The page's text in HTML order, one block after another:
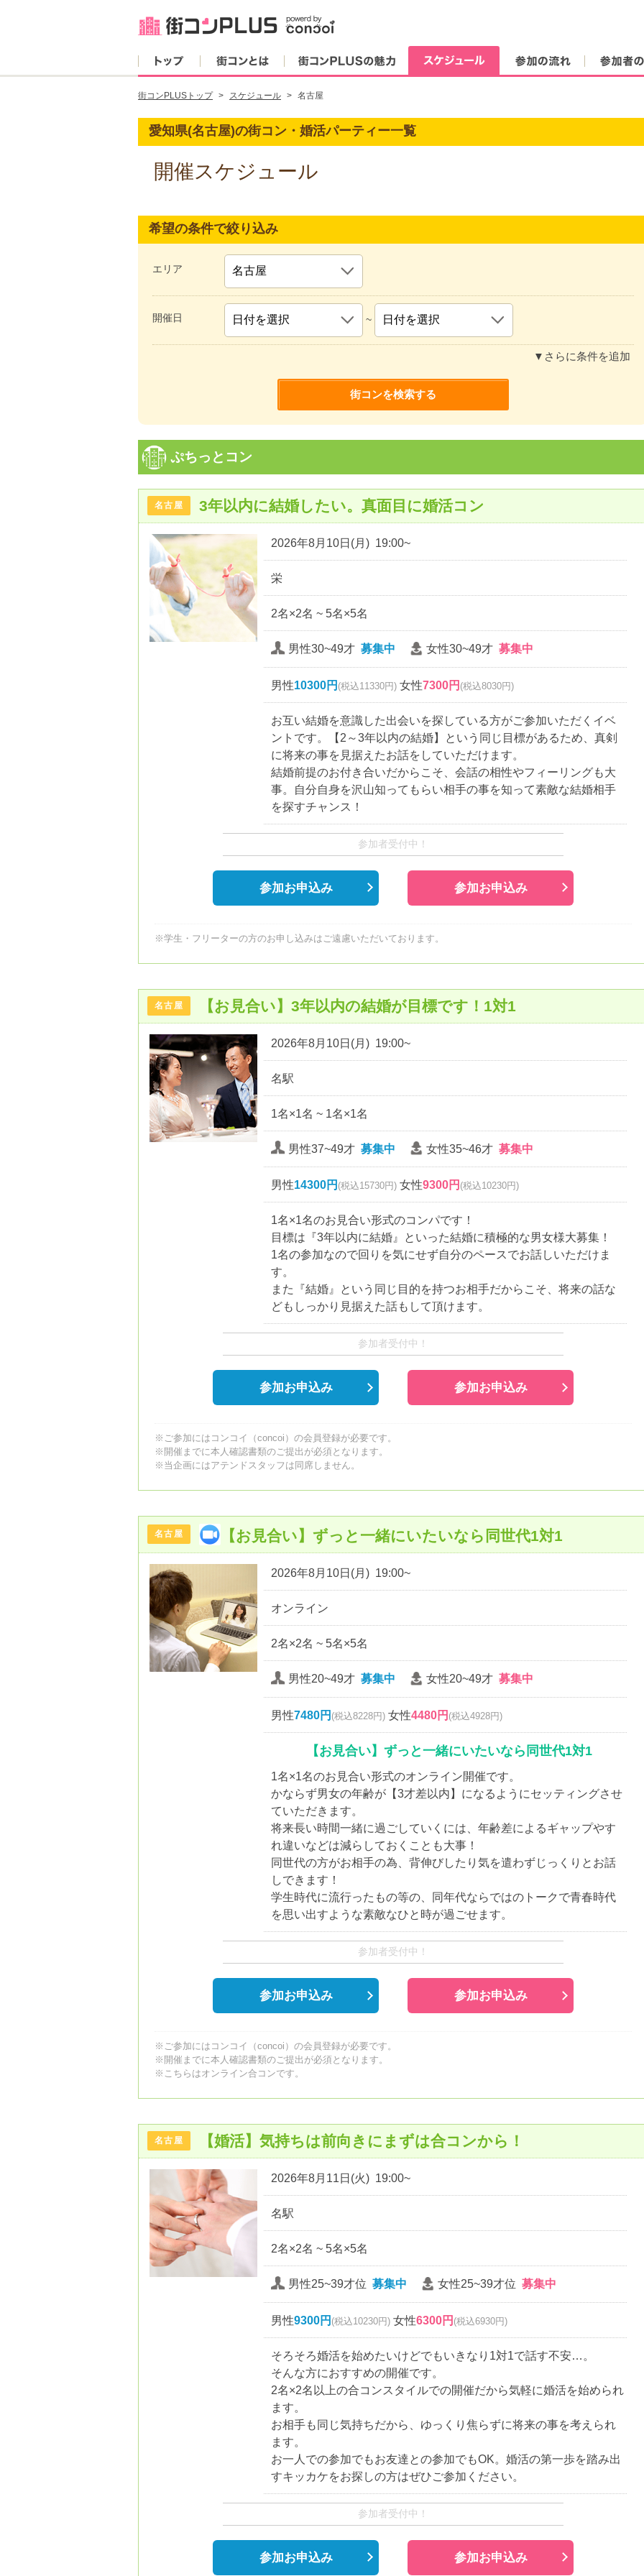
街コンとは 街コンPLUSの魅力 スケジュール 参加の流れ
街コンPLUSトップ スケジュール 名古屋
愛知県(名古屋)の街コン・婚活パーティー一覧
開催スケジュール
希望の条件で絞り込み
エリア
開催日 ~
▼さらに条件を追加
ぷちっとコン
名古屋 3年以内に結婚したい。真面目に婚活コン
2026年8月10日(月) 19:00~
栄
2名×2名 ~ 5名×5名
男性30~49才 募集中 女性30~49才 募集中
男性10300円 (税込11330円) 女性7300円 (税込8030円)
お互い結婚を意識した出会いを探している方がご参加いただくイベ
ントです。【2～3年以内の結婚】という同じ目標があるため、真剣
に将来の事を見据えたお話をしていただけます。
結婚前提のお付き合いだからこそ、会話の相性やフィーリングも大
事。自分自身を沢山知ってもらい相手の事を知って素敵な結婚相手
を探すチャンス！
参加者受付中！
参加お申込み 参加お申込み
※学生・フリーターの方のお申し込みはご遠慮いただいております。
名古屋 【お見合い】3年以内の結婚が目標です！1対1
2026年8月10日(月) 19:00~
名駅
1名×1名 ~ 1名×1名
男性37~49才 募集中 女性35~46才 募集中
男性14300円 (税込15730円) 女性9300円 (税込10230円)
1名×1名のお見合い形式のコンパです！
目標は『3年以内に結婚』といった結婚に積極的な男女様大募集！
1名の参加なので回りを気にせず自分のペースでお話しいただけま
す。
また『結婚』という同じ目的を持つお相手だからこそ、将来の話な
どもしっかり見据えた話もして頂けます。
参加者受付中！
参加お申込み 参加お申込み
※ご参加にはコンコイ（concoi）の会員登録が必要です。
※開催までに本人確認書類のご提出が必須となります。
※当企画にはアテンドスタッフは同席しません。
名古屋 【お見合い】ずっと一緒にいたいなら同世代1対1
2026年8月10日(月) 19:00~
オンライン
2名×2名 ~ 5名×5名
男性20~49才 募集中 女性20~49才 募集中
男性7480円 (税込8228円) 女性4480円 (税込4928円)
【お見合い】ずっと一緒にいたいなら同世代1対1
1名×1名のお見合い形式のオンライン開催です。
かならず男女の年齢が【3才差以内】になるようにセッティングさせ
ていただきます。
将来長い時間一緒に過ごしていくには、年齢差によるギャップやす
れ違いなどは減らしておくことも大事！
同世代の方がお相手の為、背伸びしたり気を遣わずじっくりとお話
しできます！
学生時代に流行ったもの等の、同年代ならではのトークで青春時代
を思い出すような素敵なひと時が過ごせます。
参加者受付中！
参加お申込み 参加お申込み
※ご参加にはコンコイ（concoi）の会員登録が必要です。
※開催までに本人確認書類のご提出が必須となります。
※こちらはオンライン合コンです。
名古屋 【婚活】気持ちは前向きにまずは合コンから！
2026年8月11日(火) 19:00~
名駅
2名×2名 ~ 5名×5名
男性25~39才位 募集中 女性25~39才位 募集中
男性9300円 (税込10230円) 女性6300円 (税込6930円)
そろそろ婚活を始めたいけどでもいきなり1対1で話す不安…。
そんな方におすすめの開催です。
2名×2名以上の合コンスタイルでの開催だから気軽に婚活を始められ
ます。
お相手も同じ気持ちだから、ゆっくり焦らずに将来の事を考えられ
ます。
お一人での参加でもお友達との参加でもOK。婚活の第一歩を踏み出
すキッカケをお探しの方はぜひご参加ください。
参加者受付中！
参加お申込み 参加お申込み